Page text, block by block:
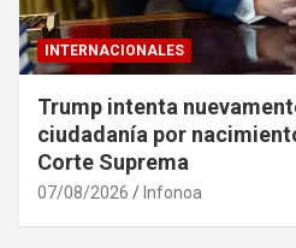
INTERNACIONALES
Trump intenta
ciudadanía por
Corte Suprema
07/08/2026 Infonoa